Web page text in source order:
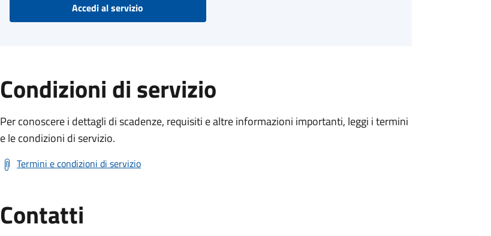
Accedi al servizio
Condizioni di servizio
Per conoscere i dettagli di scadenze, requisiti e altre informazioni importanti, leggi i termini
e le condizioni di servizio.
Termini e condizioni di servizio
Contatti